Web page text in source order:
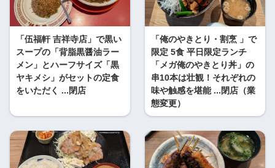
「伍福軒 吉祥寺店」で黒い
スープの「背脂黒醤油ラー
メン」とハーフサイズ「黒
ヤキメシ」がセットの定食
をいただく ...閉店
「俺のやきとり・割烹 」で
限定 5食 平日限定ランチ
「メガ俺のやきとり丼」の
串10本は壮観！それぞれの
味や触感を堪能 ...閉店（業
態変更）